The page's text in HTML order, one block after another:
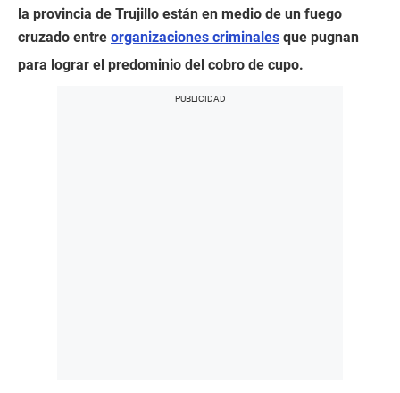
la provincia de Trujillo están en medio de un fuego
cruzado entre organizaciones criminales que pugnan
para lograr el predominio del cobro de cupo.